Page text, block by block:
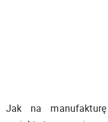
Jak na manufakturę